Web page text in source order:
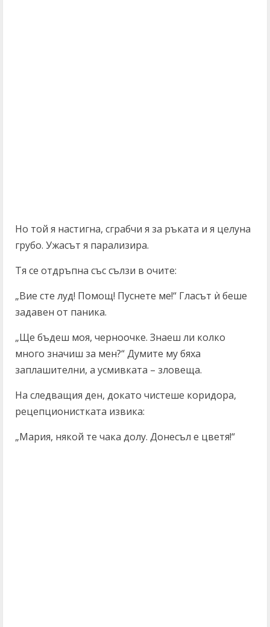
Но той я настигна, сграбчи я за ръката и я целуна
грубо. Ужасът я парализира.
Тя се отдръпна със сълзи в очите:
„Вие сте луд! Помощ! Пуснете ме!“ Гласът ѝ беше
задавен от паника.
„Ще бъдеш моя, черноочке. Знаеш ли колко
много значиш за мен?“ Думите му бяха
заплашителни, а усмивката – зловеща.
На следващия ден, докато чистеше коридора,
рецепционистката извика:
„Мария, някой те чака долу. Донесъл е цветя!“